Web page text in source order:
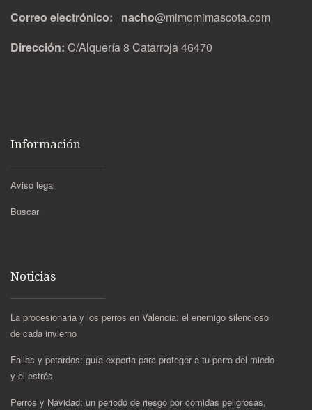
Correo electrónico: nacho@mimomimascota.com
Dirección: C/Alquería 8 Catarroja 46470
Información
Aviso legal
Buscar
Noticias
La procesionaria y los perros en Valencia: el enemigo silencioso
de cada invierno
Fallas y petardos: guía experta para proteger a tu perro del miedo
y el estrés
Perros y Navidad: un periodo de riesgo por comidas peligrosas,